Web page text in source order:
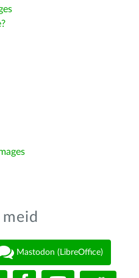
Mastodon (LibreOffice)